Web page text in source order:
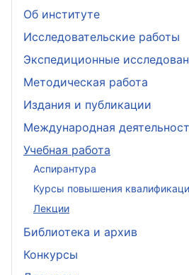
Об институте
Исследовательские работы
Экспедиционные
Методическая работа
Издания и публикации
Международная
Учебная работа
Аспирантура
Курсы повышения
Лекции
Библиотека и архив
Конкурсы